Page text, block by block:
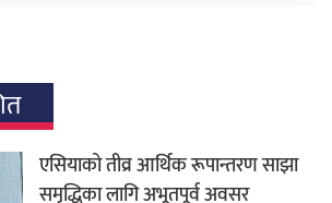
एसियाको तीव्र आर्थिक रूपान्तरण साझा
समृद्धिका लागि अभूतपूर्व अवसर